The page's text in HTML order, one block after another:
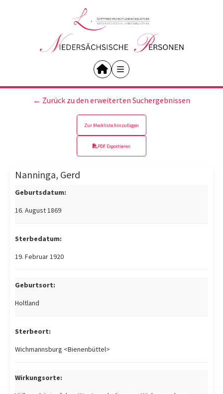
← Zurück zu den erweiterten Suchergebnissen
Zur Merkliste hinzufügen
PDF Exportieren
Nanninga, Gerd
Geburtsdatum:
16. August 1869
Sterbedatum:
19. Februar 1920
Geburtsort:
Holtland
Sterbeort:
Wichmannsburg <Bienenbüttel>
Wirkungsorte: